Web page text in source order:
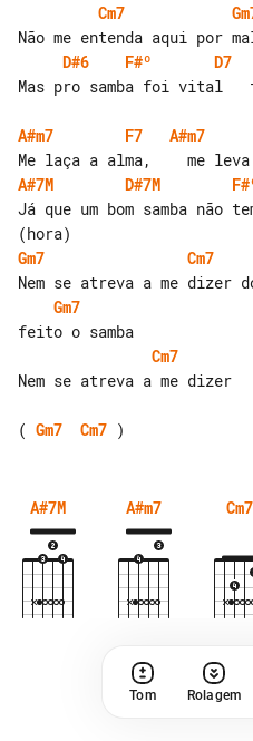
Cm7
D#6
F#º D7
Mas pro samba foi vital
A#m7 F7 A#m7
A#7M
D#7M
Já que um bom samba não
Gm7
Cm7
Gm7
Cm7
Nem se atreva a me dizer
( Gm7 Cm7
A#7M A#m7 Cm7
Tom Rolagem